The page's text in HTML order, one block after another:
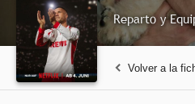
Reparto y
Volver a la